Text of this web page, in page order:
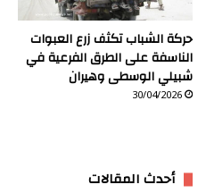
حركة الشباب تكثف زرع العبوات
الناسفة على الطرق الفرعية في
شبيلي الوسطى وهيران
30/04/2026
أحدث المقالات